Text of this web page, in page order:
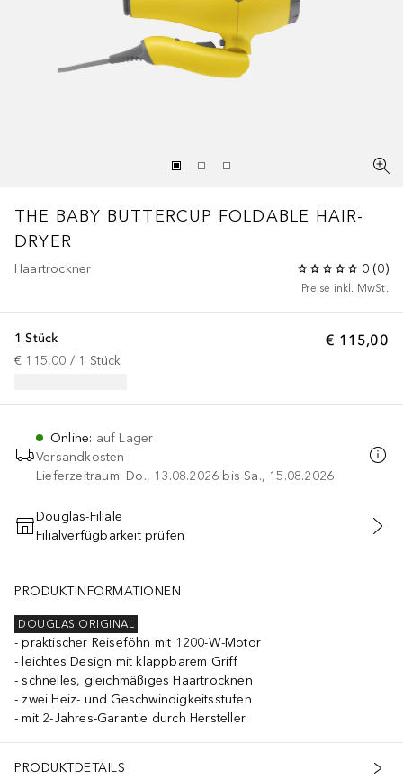
THE BABY BUTTERCUP FOLDABLE HAIR-
DRYER
Haartrockner 0 (0)
Preise inkl. MwSt.
€ 115,00
1 Stück
€ 115,00 / 1 Stück
Online: auf Lager
Versandkosten
Lieferzeitraum: Do., 13.08.2026 bis Sa., 15.08.2026
IN DEN WARENKORB
Douglas-Filiale
Filialverfügbarkeit prüfen
PRODUKTINFORMATIONEN
DOUGLAS ORIGINAL
praktischer Reiseföhn mit 1200-W-Motor
leichtes Design mit klappbarem Griff
schnelles, gleichmäßiges Haartrocknen
zwei Heiz- und Geschwindigkeitsstufen
mit 2-Jahres-Garantie durch Hersteller
PRODUKTDETAILS